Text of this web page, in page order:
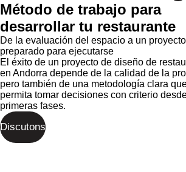
Método de trabajo para
desarrollar tu restaurante
De la evaluación del espacio a un proyecto
preparado para ejecutarse
El éxito de un proyecto de diseño de
en Andorra depende de la calidad de la
pero también de una metodología clara
permita tomar decisiones con criterio
primeras fases.
Discutons